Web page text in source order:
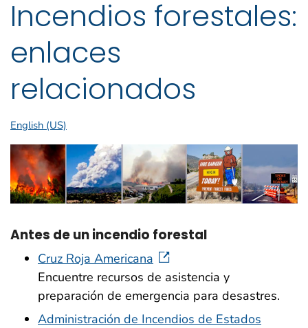
Incendios forestales:
enlaces
relacionados
English (US)
Antes de un incendio forestal
Cruz Roja Americana
Encuentre recursos de asistencia y
preparación de emergencia para desastres.
Administración de Incendios de Estados